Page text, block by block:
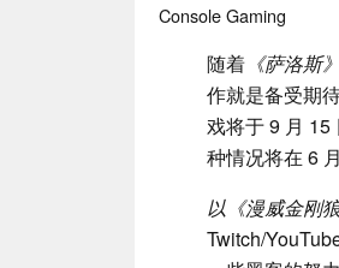
ConsoleGaming
随着 《萨洛斯》
作就是备受期
戏将于 9 月 15
种情况将在 6
以《漫威金刚
Twitch/